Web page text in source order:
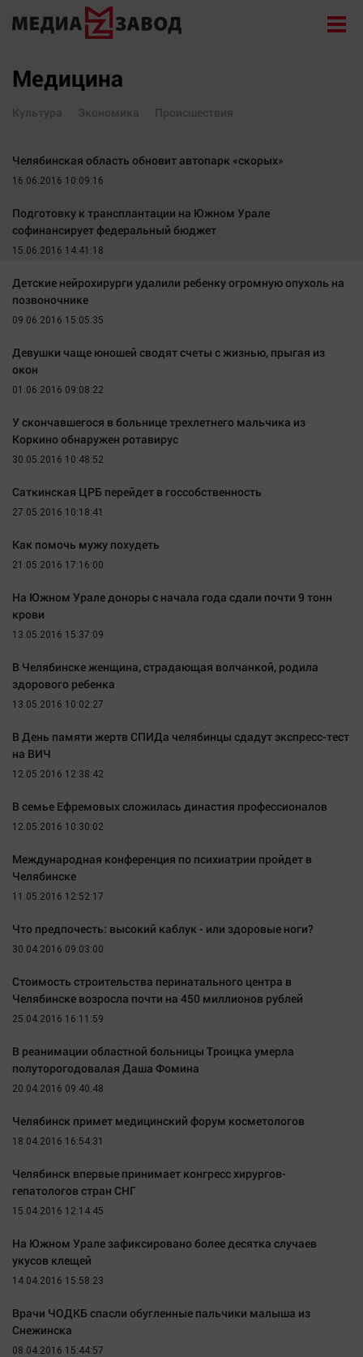
Экономика
Происшествия
Политика
Здоровье
Спорт
Курилка
Наша победа
Политика
Экономика
Здоровье
Курилка
Мнения
Спорт
Технологии
Отраслевые темы
Hедвижимость
Автомобили
XX век: криминальные уроки
Медиаграмотность
Новости компаний
Прогулки по городу Ч
Спецпроект
Статистика
Челябинск космический
Другие рубрики
Bookworms
English version
Online-консультация
Афиша
Блогеркуль
Быстрый медиазавод
Вирус чтения
Вкусное
Гороскоп
ЖКХ
Интервью
Медицина
Культура Экономика Происшествия
Челябинская область обновит автопарк «скорых»
16.06.2016 10:09:16
Подготовку к трансплантации на Южном Урале
софинансирует федеральный бюджет
15.06.2016 14:41:18
Детские нейрохирурги удалили ребенку огромную опухоль на
позвоночнике
09.06.2016 15:05:35
Девушки чаще юношей сводят счеты с жизнью, прыгая из
окон
01.06.2016 09:08:22
У скончавшегося в больнице трехлетнего мальчика из
Коркино обнаружен ротавирус
30.05.2016 10:48:52
Саткинская ЦРБ перейдет в госсобственность
27.05.2016 10:18:41
Как помочь мужу похудеть
21.05.2016 17:16:00
На Южном Урале доноры с начала года сдали почти 9 тонн
крови
13.05.2016 15:37:09
В Челябинске женщина, страдающая волчанкой, родила
здорового ребенка
13.05.2016 10:02:27
В День памяти жертв СПИДа челябинцы сдадут экспресс-тест
на ВИЧ
12.05.2016 12:38:42
В семье Ефремовых сложилась династия профессионалов
12.05.2016 10:30:02
Международная конференция по психиатрии пройдет в
Челябинске
11.05.2016 12:52:17
Что предпочесть: высокий каблук - или здоровые ноги?
30.04.2016 09:03:00
Стоимость строительства перинатального центра в
Челябинске возросла почти на 450 миллионов рублей
25.04.2016 16:11:59
В реанимации областной больницы Троицка умерла
полуторогодовалая Даша Фомина
20.04.2016 09:40:48
Челябинск примет медицинский форум косметологов
18.04.2016 16:54:31
Челябинск впервые принимает конгресс хирургов-
гепатологов стран СНГ
15.04.2016 12:14:45
На Южном Урале зафиксировано более десятка случаев
укусов клещей
14.04.2016 15:58:23
Врачи ЧОДКБ спасли обугленные пальчики малыша из
Снежинска
08.04.2016 15:44:57